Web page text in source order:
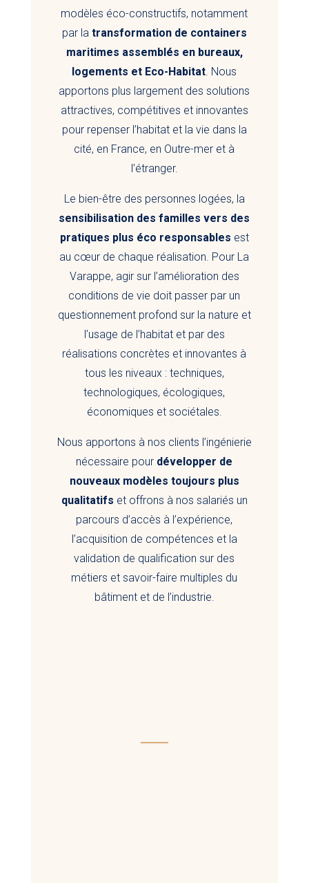
modèles éco-constructifs, notamment
par la transformation de containers
maritimes assemblés en bureaux,
logements et Eco-Habitat. Nous
apportons plus largement des solutions
attractives, compétitives et innovantes
pour repenser l’habitat et la vie dans la
cité, en France, en Outre-mer et à
l’étranger.
Le bien-être des personnes logées, la
sensibilisation des familles vers des
pratiques plus éco responsables est
au cœur de chaque réalisation. Pour La
Varappe, agir sur l’amélioration des
conditions de vie doit passer par un
questionnement profond sur la nature et
l’usage de l’habitat et par des
réalisations concrètes et innovantes à
tous les niveaux : techniques,
technologiques, écologiques,
économiques et sociétales.
Nous apportons à nos clients l’ingénierie
nécessaire pour développer de
nouveaux modèles toujours plus
qualitatifs et offrons à nos salariés un
parcours d’accès à l’expérience,
l’acquisition de compétences et la
validation de qualification sur des
métiers et savoir-faire multiples du
bâtiment et de l’industrie.